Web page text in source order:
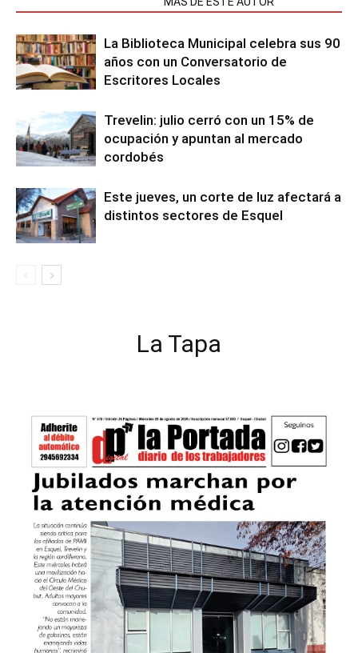
La Biblioteca Municipal celebra sus 90
años con un Conversatorio de
Escritores Locales
Trevelin: julio cerró con un 15% de
ocupación y apuntan al mercado
cordobés
Este jueves, un corte de luz afectará a
distintos sectores de Esquel
La Tapa